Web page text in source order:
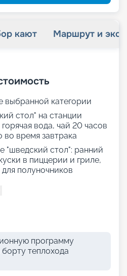
кают Маршрут и
выбранной категории
стол" на станции
вода, чай 20 часов
во время завтрака
"шведский стол": ранний
в пиццерии и гриле,
полуночников
программу
теплохода